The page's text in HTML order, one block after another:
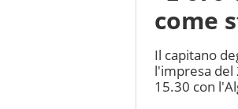
come
Il capitano
l'impresa del
15.30 con